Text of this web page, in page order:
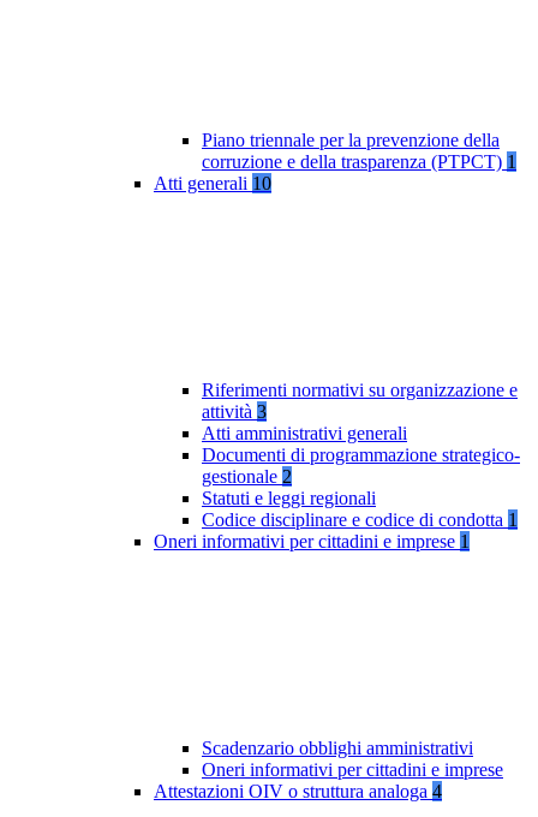
Piano triennale per la prevenzione della
corruzione e della trasparenza (PTPCT) 1
Atti generali 10
Riferimenti normativi su organizzazione e
attività 3
Atti amministrativi generali
Documenti di programmazione strategico-
gestionale 2
Statuti e leggi regionali
Codice disciplinare e codice di condotta 1
Oneri informativi per cittadini e imprese 1
Scadenzario obblighi amministrativi
Oneri informativi per cittadini e imprese
Attestazioni OIV o struttura analoga 4